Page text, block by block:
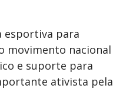
esportiva para
movimento nacional
e suporte para
ativista pela